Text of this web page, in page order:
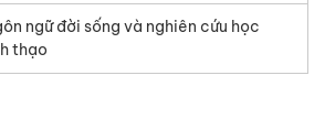
ngữ đời sống và nghiên cứu học
thạo